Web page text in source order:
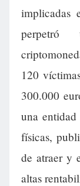
implicadas
120
300.000
una
físicas,
de atraer y
altas